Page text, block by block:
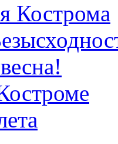
Кострома